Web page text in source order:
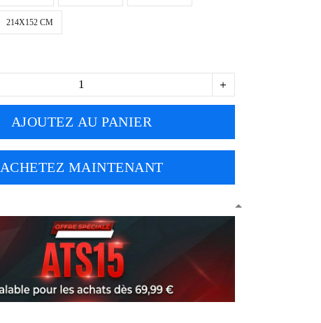
214X152 CM
AJOUTEZ AU PANIER
ACHETEZ MAINTENANT